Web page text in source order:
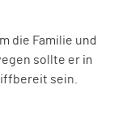
die Familie und
sollte er in
sein.